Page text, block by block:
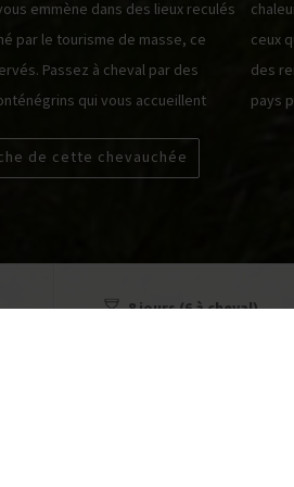
emmène dans des lieux reculés
par le tourisme de masse, ce
Passez à cheval par des
qui vous accueillent
ceux
des
pays
de cette chevauchée
8 jours (6 à cheval)